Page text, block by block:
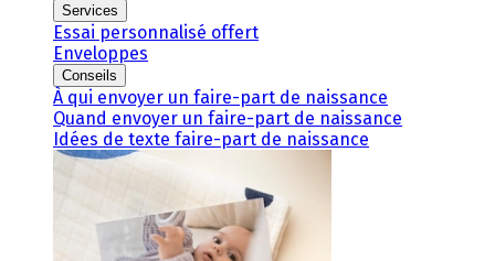
Services
Essai personnalisé offert
Enveloppes
Conseils
À qui envoyer un faire-part de naissance
Quand envoyer un faire-part de naissance
Idées de texte faire-part de naissance